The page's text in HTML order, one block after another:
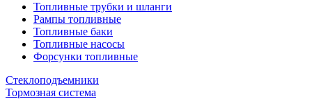
Топливные трубки и шланги
Рампы топливные
Топливные баки
Топливные насосы
Форсунки топливные
Стеклоподъемники
Тормозная система